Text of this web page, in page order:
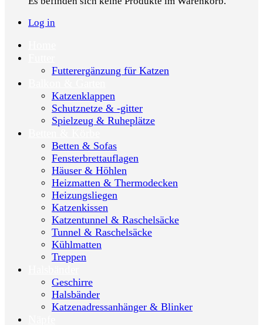
Log in
Futterergänzung für Katzen
Katzenklappen
Schutznetze & -gitter
Spielzeug & Ruheplätze
Betten & Sofas
Fensterbrettauflagen
Häuser & Höhlen
Heizmatten & Thermodecken
Heizungsliegen
Katzenkissen
Katzentunnel & Raschelsäcke
Tunnel & Raschelsäcke
Kühlmatten
Treppen
Geschirre
Halsbänder
Katzenadressanhänger & Blinker